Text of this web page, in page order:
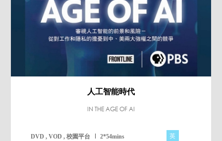
人工智能時代
IN THE AGE OF AI
DVD , VOD , 校園平台 2*54mins 英